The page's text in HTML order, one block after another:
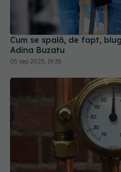
Cum se spală, de fapt,
Adina Buzatu
05 sep 2025, 19:38